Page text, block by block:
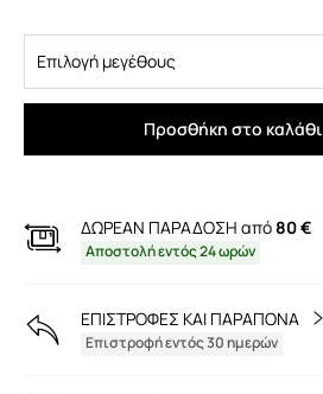
Επιλογή μεγέθους
Προσθήκη στο καλάθι
ΔΩΡΕΑΝ ΠΑΡΑΔΟΣΗ από80 €
Αποστολή εντός 24 ωρών
ΕΠΙΣΤΡΟΦΕΣ ΚΑΙ ΠΑΡΑΠΟΝΑ
Επιστροφή εντός 30 ημερών